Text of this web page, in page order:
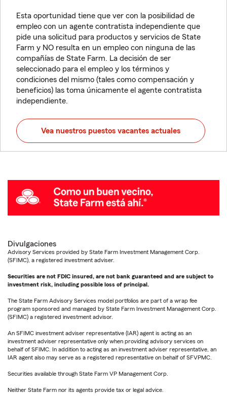
Esta oportunidad tiene que ver con la posibilidad de
empleo con un agente contratista independiente que
pide una solicitud para productos y servicios de State
Farm y NO resulta en un empleo con ninguna de las
compañías de State Farm. La decisión de ser
seleccionado para el empleo y los términos y
condiciones del mismo (tales como compensación y
beneficios) las toma únicamente el agente contratista
independiente.
Vea nuestros puestos vacantes actuales
Divulgaciones
Advisory Services provided by State Farm Investment Management Corp.
(SFIMC), a registered investment adviser.
Securities are not FDIC insured, are not bank guaranteed and are subject to
investment risk, including possible loss of principal.
The State Farm Advisory Services model portfolios are part of a wrap fee
program sponsored and managed by State Farm Investment Management Corp.
(SFIMC) a registered investment advisor.
An SFIMC investment adviser representative (IAR) agent is acting as an
investment adviser representative only when providing advisory services on
behalf of SFIMC. In addition to acting as an investment adviser representative, an
IAR agent also may serve as a registered representative on behalf of SFVPMC.
Securities available through State Farm VP Management Corp.
Neither State Farm nor its agents provide tax or legal advice.